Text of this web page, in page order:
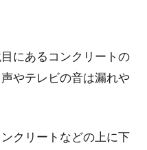
玄関を作ろう
上では、おしゃれな住宅の画像
にあるコンクリートの
やテレビの音は漏れや
クリートなどの上に下